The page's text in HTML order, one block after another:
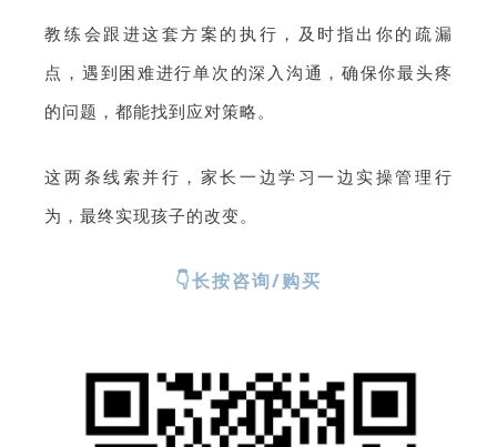
教练会跟进这套方案的执行，及时指出你的疏漏
点，遇到困难进行单次的深入沟通，确保你最头疼
的问题，都能找到应对策略。
这两条线索并行，家长一边学习一边实操管理行
为，最终实现孩子的改变。
👇长按咨询/购买